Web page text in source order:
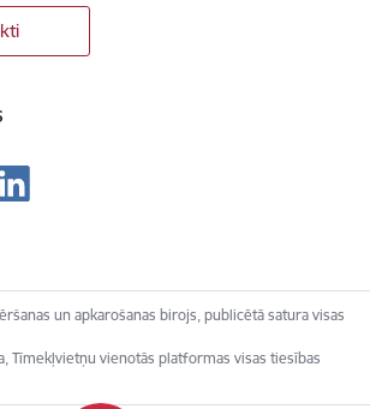
un apkarošanas birojs, publicētā satura visas
Tīmekļvietņu vienotās platformas visas tiesības